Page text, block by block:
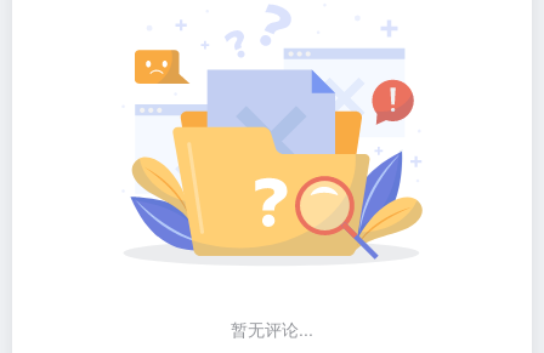
暂无评论...